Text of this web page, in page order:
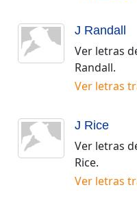
J Randall
Ver letras
Randall.
Ver letras
J Rice
Ver letras
Rice.
Ver letras